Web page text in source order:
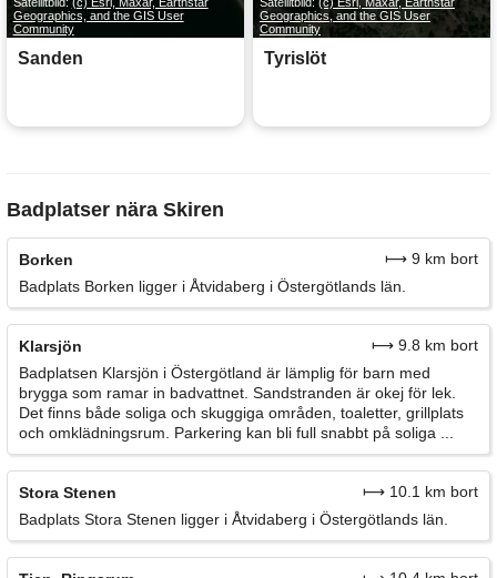
Geographics, and the GIS User
Community
Sanden
Geographics, and the GIS User
Community
Tyrislöt
Badplatser nära Skiren
Borken
⟼ 9 km bort
Badplats Borken ligger i Åtvidaberg i Östergötlands län.
Klarsjön
⟼ 9.8 km bort
Badplatsen Klarsjön i Östergötland är lämplig för barn med
brygga som ramar in badvattnet. Sandstranden är okej för lek.
Det finns både soliga och skuggiga områden, toaletter, grillplats
och omklädningsrum. Parkering kan bli full snabbt på soliga ...
Stora Stenen
⟼ 10.1 km bort
Badplats Stora Stenen ligger i Åtvidaberg i Östergötlands län.